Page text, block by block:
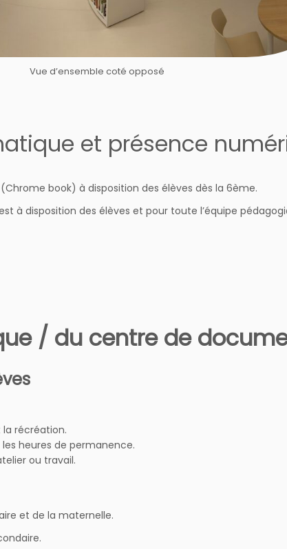
Vue d’ensemble coté opposé
et présence
book) à disposition des élèves dès la 6ème.
à disposition des élèves et pour toute l’équipe
/ du centre de
récréation.
heures de permanence.
ou travail.
et de la maternelle.